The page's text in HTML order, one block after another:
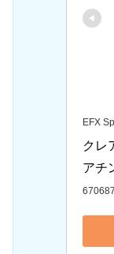
EFX
クレ
アチ
670687